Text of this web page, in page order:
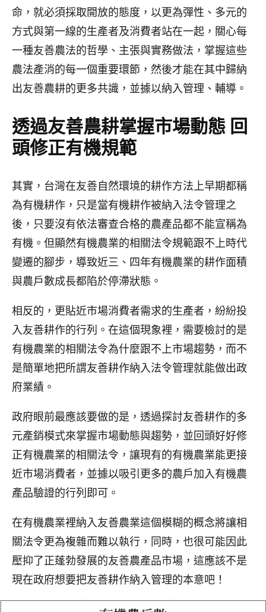
命，就必須採取開放的態度，以更為彈性、多元的
方式與第一線的生產者及消費者站在一起，關心每
一種友善農法的哲學、主張與實務做法，掌握這些
農法產消的每一個重要環節，然後才能在其中歸納
出友善農耕的更多共識，並據以納入管理、輔導。
透過友善農耕掌握市場動態 回
頭修正有機規範
其實，台灣在友善自然環境的耕作方法上早期都稱
為有機耕作，只是當有機耕作被納入法令管理之
後，只要沒有依法審查合格的農產品都不能宣稱為
有機。但顯然有機農業的相關法令規範跟不上時代
變遷的腳步，導致近三、四年有機農業的耕作面積
與農戶數成長都陷於停滯狀態。
相反的，更貼近市場消費者需求的生產者，紛紛投
入友善耕作的行列。在這個現象裡，需要檢討的是
有機農業的相關法令為什麼跟不上市場趨勢，而不
是簡單地把所謂友善耕作納入法令管理就能做出政
府業績。
政府眼前最應該要做的是，透過探討友善耕作的多
元產銷模式來掌握市場動態與趨勢，並回頭好好修
正有機農業的相關法令，讓現有的有機農業能更接
近市場消費者，並據以吸引更多的農戶加入有機農
產品驗證的行列即可。
在有機農業裡納入友善農業這個模糊的概念將讓相
關法令更為複雜而難以執行，同時，也很可能因此
壓抑了正蓬勃發展的友善農產品市場，這應該不是
現在政府想要把友善耕作納入管理的本意吧！